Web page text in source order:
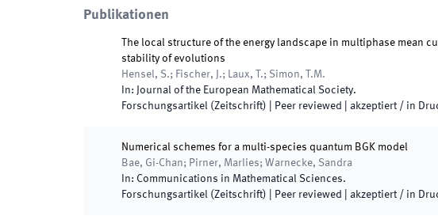
Publikationen
The local structure of the energy landscape in multiphase mean
stability of evolutions
Hensel, S.; Fischer, J.; Laux, T.; Simon, T.M.
In: Journal of the European Mathematical Society.
Forschungsartikel (Zeitschrift) | Peer reviewed akzeptiert / in
Numerical schemes for a multi-species quantum BGK model
Bae, Gi-Chan; Pirner, Marlies; Warnecke, Sandra
In: Communications in Mathematical Sciences.
Forschungsartikel (Zeitschrift) | Peer reviewed akzeptiert / in